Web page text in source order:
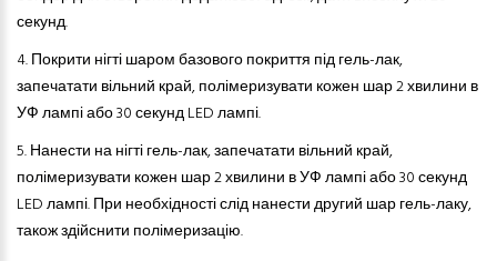
секунд.
4.Покрити нігті шаром базового покриття під гель-лак,
запечатати вільний край, полімеризувати кожен шар 2 хвилини в
УФ лампі або 30 секунд LED лампі.
5.Нанести на нігті гель-лак, запечатати вільний край,
полімеризувати кожен шар 2 хвилини в УФ лампі або 30 секунд
LED лампі. При необхідності слід нанести другий шар гель-лаку,
також здійснити полімеризацію.